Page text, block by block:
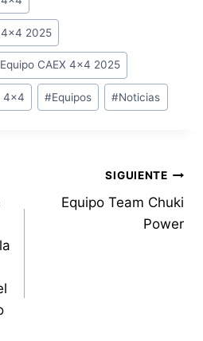
4x4 2025
Equipo CAEX 4x4 2025
4x4 #Equipos #Noticias
SIGUIENTE
Equipo Team Chuki
Power